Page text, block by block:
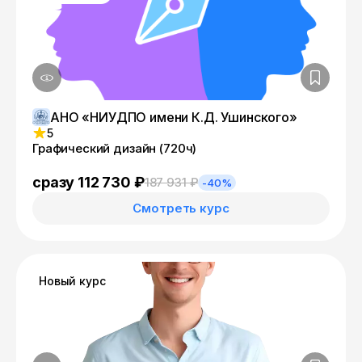
АНО «НИУДПО имени К.Д. Ушинского»
5
Графический дизайн (720ч)
сразу 112 730 ₽187 931 ₽ -40%
Смотреть курс
Новый курс